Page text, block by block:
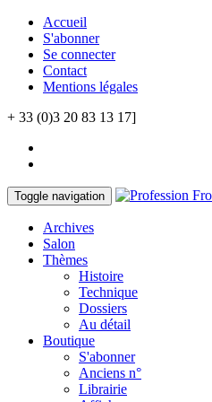
Accueil
S'abonner
Se connecter
Contact
Mentions légales
+ 33 (0)3 20 83 13 17]
Toggle navigation
Archives
Salon
Thèmes
Histoire
Technique
Dossiers
Au détail
Boutique
S'abonner
Anciens n°
Librairie